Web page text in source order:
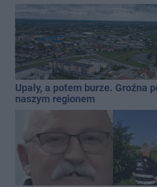
Upały, a potem burze. Groźna
naszym regionem